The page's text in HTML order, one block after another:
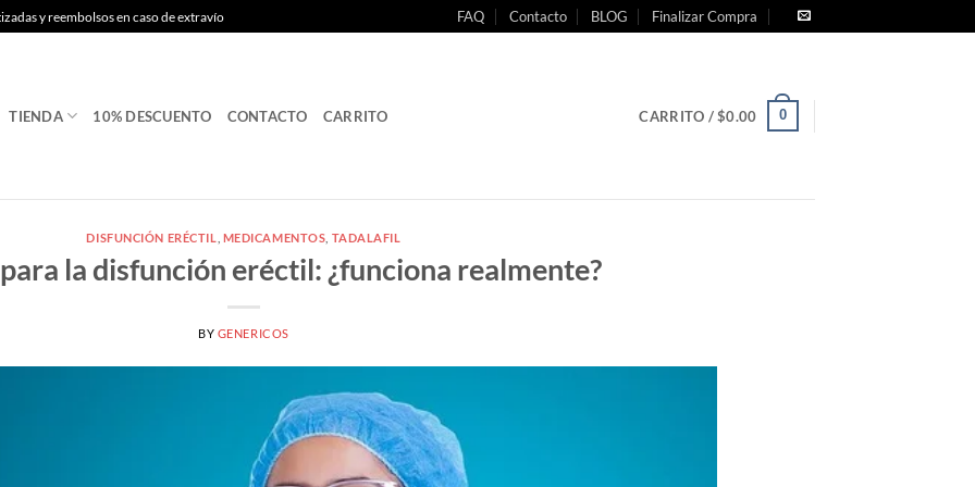
y reembolsos en caso de extravío FAQ Contacto BLOG Finalizar Compra
TIENDA 10% DESCUENTO CONTACTO CARRITO CARRITO /$0.00 0
DISFUNCIÓN ERÉCTIL MEDICAMENTOS TADALAFIL
la disfunción eréctil: ¿funciona realmente?
BY GENERICOS